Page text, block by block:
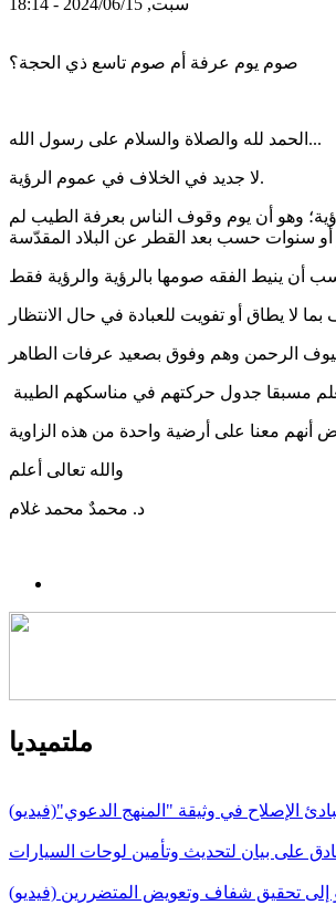
صوم يوم عرفة أم صوم تاسع ذي الحجة؟
الحمد لله والصلاة والسلام على رسول الله...
لا جديد في الخلاف في عموم الرؤية.
وهو أن يوم وقوف الناس بعرفة الطيب لم
أن ينيط الفقه صومها بالرؤية والرؤية فقط
الرحمن وهم وفوق بصعيد عرفات الطاهر
والله تعالى أعلم
د. محمدٌ محمد غلام
ملتميديا
الإصلاح في وثيقة "المنهج الدعوي"(فيديو)
على بيان لتحديث وتأمين لوحات السيارات
إلى تحقيق شفاف وتعويض المتضررين (فيديو)